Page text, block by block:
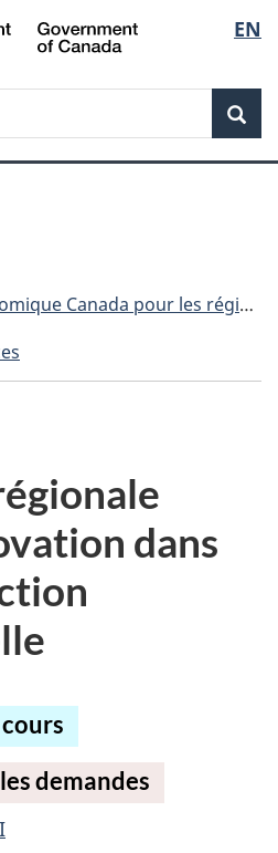
Passer
au
Passer
à
du
Passer
à
simplifiée
langue
EN
pour les régions du Québec
dans
demandes